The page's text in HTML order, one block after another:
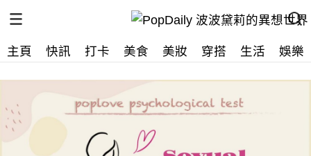
主頁 快訊 打卡 美食 美妝 穿搭 生活 娛樂